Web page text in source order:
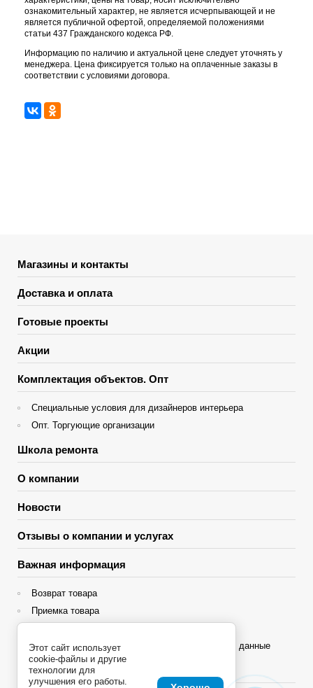
ознакомительный характер, не является исчерпывающей и не
является публичной офертой, определяемой положениями
статьи 437 Гражданского кодекса РФ.
Информацию по наличию и актуальной цене следует уточнять у
менеджера. Цена фиксируется только на оплаченные заказы в
соответствии с условиями договора.
Магазины и контакты
Доставка и оплата
Готовые проекты
Акции
Комплектация объектов. Опт
Специальные условия для дизайнеров интерьера
Опт. Торгующие организации
Школа ремонта
О компании
Новости
Отзывы о компании и услугах
Важная информация
Возврат товара
Приемка товара
Политика конфиденциальности и персональные данные
Яндекс Сплит
Этот сайт использует
cookie-файлы и другие
технологии для
улучшения его работы.